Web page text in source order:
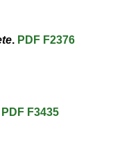
. PDF F2376
PDF F3435